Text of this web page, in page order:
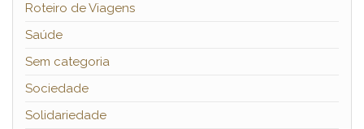
Roteiro de Viagens
Saúde
Sem categoria
Sociedade
Solidariedade